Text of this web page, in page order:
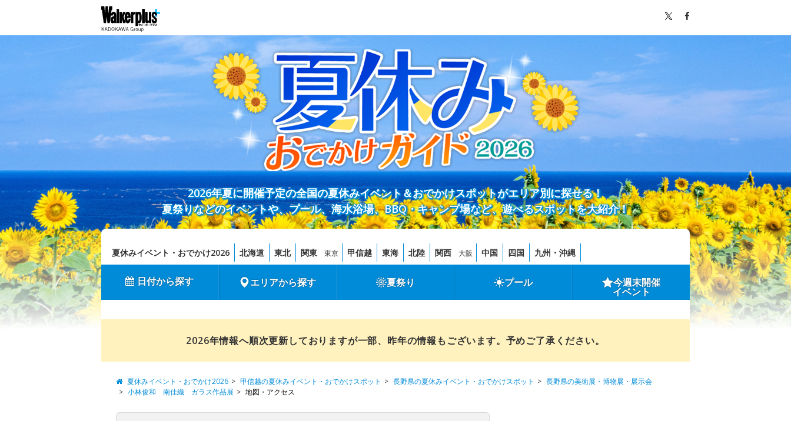
2026年夏に開催予定の全国の夏休みイベント＆おでかけスポットがエリア別に探せる！
夏祭りなどのイベントや、プール、海水浴場、BBQ・キャンプ場など、遊べるスポットを大紹介！
夏休みイベント・おでかけ2026 北海道 東北 関東 東京 甲信越 東海 北陸 関西 大阪 中国 四国 九州・沖縄
日付から探す エリアから探す 夏祭り プール 今週末開催
イベント
2026年情報へ順次更新しておりますが一部、昨年の情報もございます。予めご了承ください。
夏休みイベント・おでかけ2026 甲信越の夏休みイベント・おでかけスポット 長野県の夏休みイベント・おでかけスポット
長野県の美術展・博物展・展示会
小林俊和 南佳織 ガラス作品展
地図・アクセス